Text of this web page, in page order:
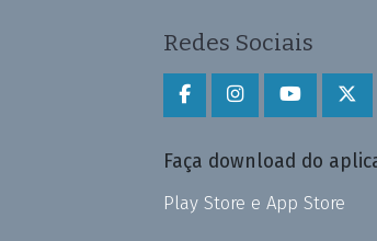
Redes Sociais
Faça download do
Play Store e App Store